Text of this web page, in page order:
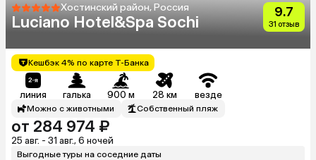
Хостинский район, Россия
Luciano Hotel&Spa Sochi
9.7
31 отзыв
Кешбэк 4% по карте Т-Банка
линия галька 900 м 28 км везде
Можно с животными Собственный пляж
от 284 974 ₽
25 авг. - 31 авг., 6 ночей
Выгодные туры на соседние даты